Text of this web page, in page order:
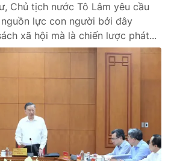
Chủ tịch nước Tô Lâm yêu cầu
lực con người bởi đây
xã hội mà là chiến lược phát...